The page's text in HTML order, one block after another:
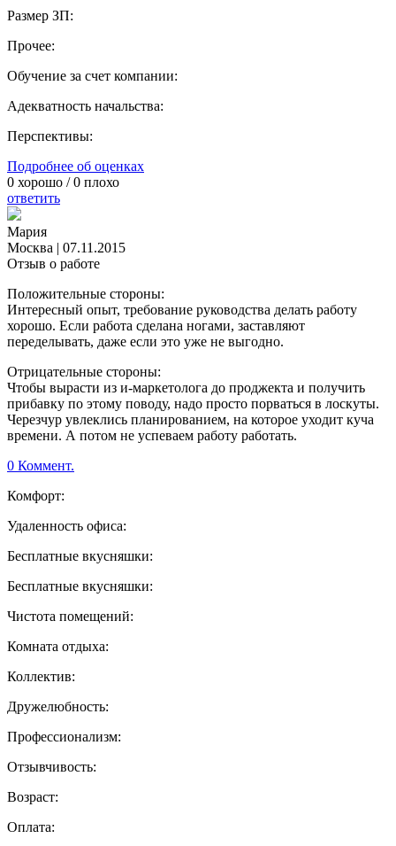
Размер ЗП:
Прочее:
Обучение за счет компании:
Адекватность начальства:
Перспективы:
Подробнее об оценках
0 хорошо /0 плохо
ответить
Мария
Москва | 07.11.2015
Отзыв о работе
Положительные стороны:
Интересный опыт, требование руководства делать работу
хорошо. Если работа сделана ногами, заставляют
переделывать, даже если это уже не выгодно.
Отрицательные стороны:
Чтобы вырасти из и-маркетолога до проджекта и получить
прибавку по этому поводу, надо просто порваться в лоскуты.
Черезчур увлеклись планированием, на которое уходит куча
времени. А потом не успеваем работу работать.
0 Коммент.
Комфорт:
Удаленность офиса:
Бесплатные вкусняшки:
Бесплатные вкусняшки:
Чистота помещений:
Комната отдыха:
Коллектив:
Дружелюбность:
Профессионализм:
Отзывчивость:
Возраст:
Оплата: